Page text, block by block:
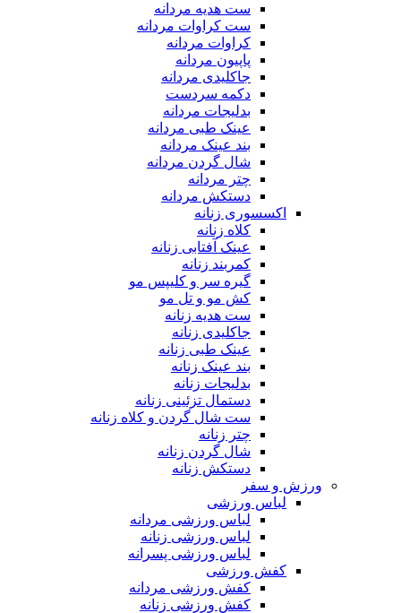
ست هدیه مردانه
ست کراوات مردانه
کراوات مردانه
پاپیون مردانه
جاکلیدی مردانه
دکمه سردست
بدلیجات مردانه
عینک طبی مردانه
بند عینک مردانه
شال گردن مردانه
چتر مردانه
دستکش مردانه
اکسسوری زنانه
کلاه زنانه
عینک آفتابی زنانه
کمربند زنانه
گیره سر و کلیپس مو
کش مو و تل مو
ست هدیه زنانه
جاکلیدی زنانه
عینک طبی زنانه
بند عینک زنانه
بدلیجات زنانه
دستمال تزئینی زنانه
ست شال گردن و کلاه زنانه
چتر زنانه
شال گردن زنانه
دستکش زنانه
ورزش و سفر
لباس ورزشی
لباس ورزشی مردانه
لباس ورزشی زنانه
لباس ورزشی پسرانه
کفش ورزشی
کفش ورزشی مردانه
کفش ورزشی زنانه